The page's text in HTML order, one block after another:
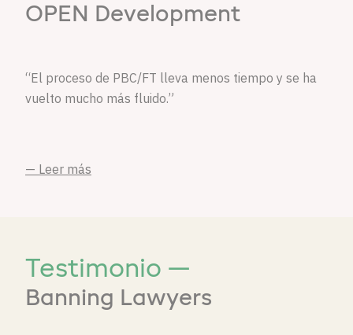
OPEN Development
“El proceso de PBC/FT lleva menos tiempo y se ha
vuelto mucho más fluido.”
— Leer más
Testimonio —
Banning Lawyers